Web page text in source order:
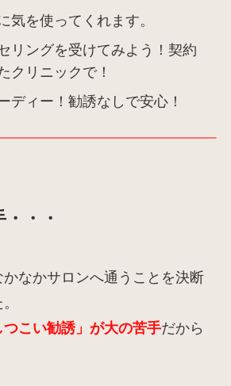
気を使ってくれます。
リングを受けてみよう！契約
クリニックで！
ディー！勧誘なしで安心！
・・
かなかサロンへ通うことを決断
つこい勧誘」が大の苦手だから